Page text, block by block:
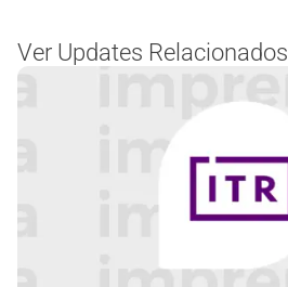
Ver Updates Relacionados